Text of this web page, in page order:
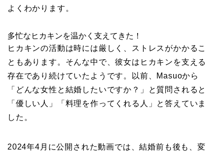
よくわかります。
多忙なヒカキンを温かく支えてきた！
ヒカキンの活動は時には厳しく、ストレスがかかるこ
ともあります。そんな中で、彼女はヒカキンを支える
存在であり続けていたようです。以前、Masuoから
「どんな女性と結婚したいですか？」と質問されると
「優しい人」「料理を作ってくれる人」と答えていま
した。
2024年4月に公開された動画では、結婚前も後も、変